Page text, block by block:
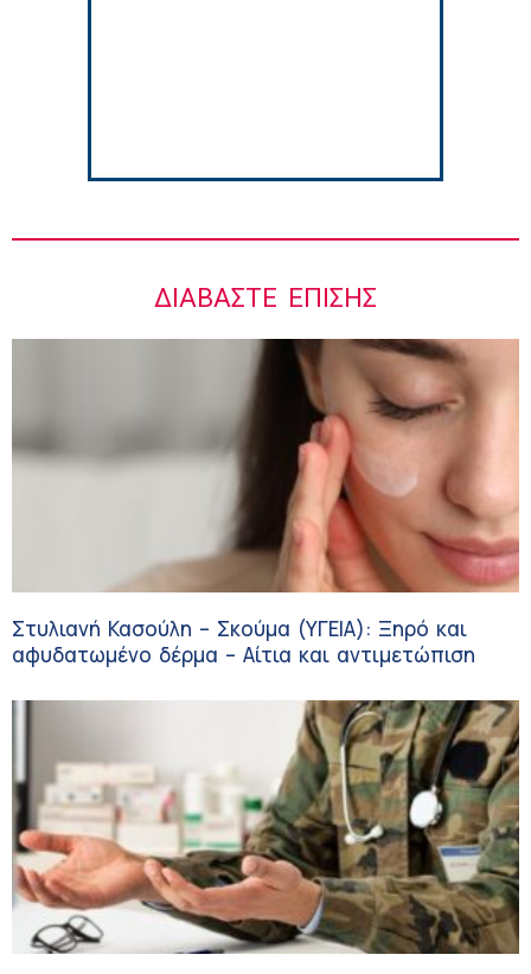
ΔΙΑΒΆΣΤΕ ΕΠΊΣΗΣ
Στυλιανή Κασούλη – Σκούμα (ΥΓΕΙΑ): Ξηρό και
αφυδατωμένο δέρμα – Αίτια και αντιμετώπιση